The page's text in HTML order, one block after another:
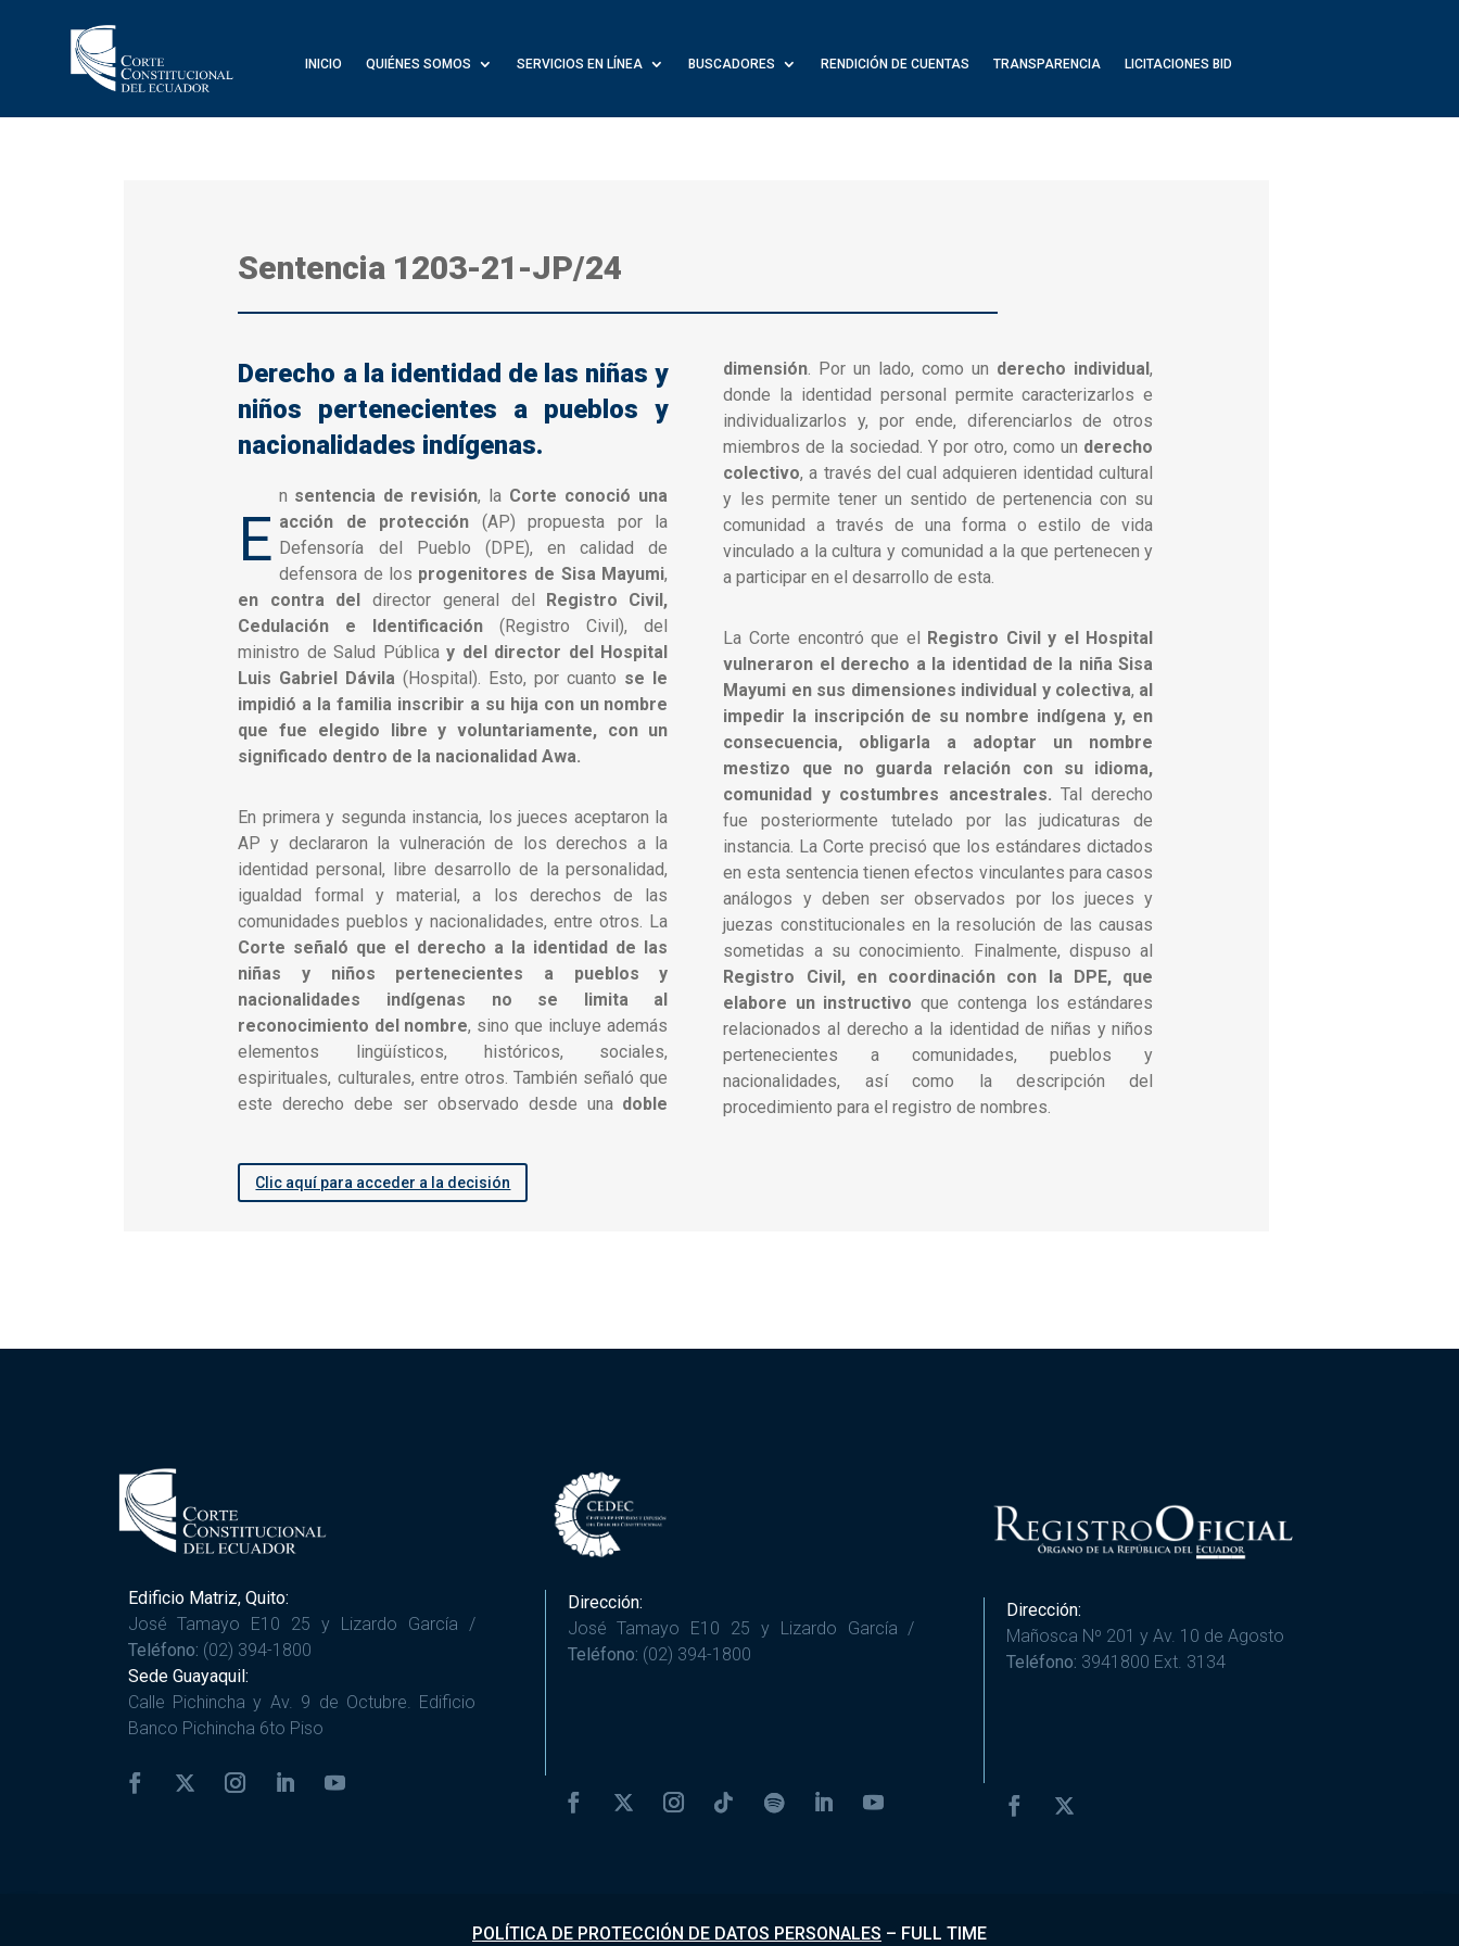
INICIO QUIÉNES SOMOS SERVICIOS EN LÍNEA BUSCADORES RENDICIÓN DE CUENTAS TRANSPARENCIA LICITACIONES BID
Sentencia 1203-21-JP/24
Derecho a la identidad de las niñas y
niños pertenecientes a pueblos y
nacionalidades indígenas.
E
n sentencia de revisión, la Corte conoció una
acción de protección (AP) propuesta por la
Defensoría del Pueblo (DPE), en calidad de
defensora de los progenitores de Sisa Mayumi,
en contra del
director general del
Registro Civil,
Cedulación e Identificación (Registro Civil), del
ministro de Salud Públicay del director del Hospital
Luis Gabriel Dávila (Hospital). Esto, por cuanto se le
impidió a la familia inscribir a su hija con un nombre
que fue elegido libre y voluntariamente, con un
significado dentro de la nacionalidad Awa.
En primera y segunda instancia, los jueces aceptaron la
AP y declararon la vulneración de los derechos a la
identidad personal, libre desarrollo de la personalidad,
igualdad formal y material, a los derechos de las
comunidades pueblos y nacionalidades, entre otros. La
Corte señaló que el derecho a la identidad de las
niñas y niños pertenecientes a pueblos y
nacionalidades indígenas no se limita al
reconocimiento del nombre, sino que incluye además
elementos lingüísticos, históricos, sociales,
espirituales, culturales, entre otros. También señaló que
este derecho debe ser observado desde una doble
dimensión. Por un lado, como un derecho individual,
donde la identidad personal permite caracterizarlos e
individualizarlos y, por ende, diferenciarlos de otros
miembros de la sociedad. Y por otro, como un derecho
colectivo, a través del cual adquieren identidad cultural
y les permite tener un sentido de pertenencia con su
comunidad a través de una forma o estilo de vida
vinculado a la cultura y comunidad a la que pertenecen y
a participar en el desarrollo de esta.
La Corte encontró que el
Registro Civil y el Hospital
vulneraron el derecho a la identidad de la niña Sisa
Mayumi en sus dimensiones individual y colectiva, al
impedir la inscripción de su nombre indígena y, en
consecuencia, obligarla a adoptar un nombre
mestizo que no guarda relación con su idioma,
comunidad y costumbres ancestrales.Tal derecho
fue posteriormente tutelado por las judicaturas de
instancia. La Corte precisó que los estándares dictados
en esta sentencia tienen efectos vinculantes para casos
análogos y deben ser observados por los jueces y
juezas constitucionales en la resolución de las causas
sometidas a su conocimiento. Finalmente, dispuso al
Registro Civil, en coordinación con la DPE, que
elabore un instructivo que contenga los estándares
relacionados al derecho a la identidad de niñas y niños
pertenecientes a comunidades, pueblos y
nacionalidades, así como la descripción del
procedimiento para el registro de nombres.
Clic aquí para acceder a la decisión
Edificio Matriz, Quito:
José Tamayo E10 25 y Lizardo García /
Teléfono: (02) 394-1800
Sede Guayaquil:
Calle Pichincha y Av. 9 de Octubre. Edificio
Banco Pichincha 6to Piso
Dirección:
José Tamayo E10 25 y Lizardo García /
Teléfono: (02) 394-1800
Dirección:
Mañosca Nº 201 y Av. 10 de Agosto
Teléfono: 3941800 Ext. 3134
POLÍTICA DE PROTECCIÓN DE DATOS PERSONALES – FULL TIME